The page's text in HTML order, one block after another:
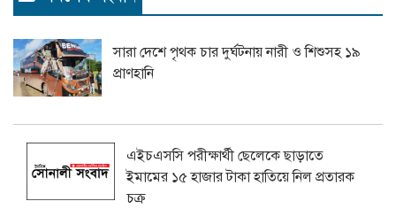
সারা দেশে পৃথক চার দুর্ঘটনায় নারী ও শিশুসহ ১৯
প্রাণহানি
এইচএসসি পরীক্ষার্থী ছেলেকে ছাড়াতে
ইমামের ১৫ হাজার টাকা হাতিয়ে নিল প্রতারক
চক্র